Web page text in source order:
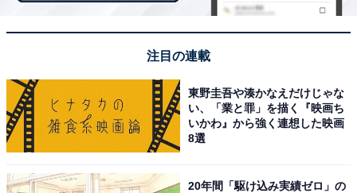
注目の連載
東野圭吾や湊かなえだけじゃな
い、「業と罪」を描く『映画ち
いかわ』から強く連想した映画
8選
20年間「駆け込み実績ゼロ」の